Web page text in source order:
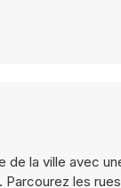
de la ville avec
les